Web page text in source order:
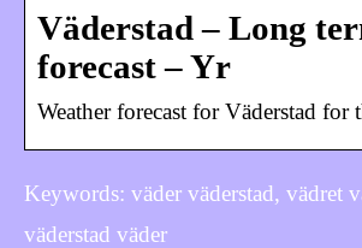
Väderstad – Long
forecast – Yr
Weather forecast for Väderstad for
Keywords: väder väderstad, vädret
väderstad väder